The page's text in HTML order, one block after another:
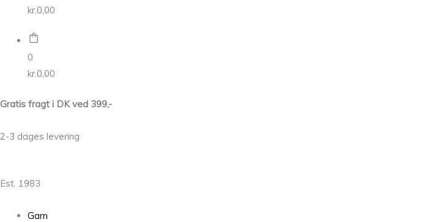
kr.0,00
0
kr.0,00
Gratis fragt i DK ved 399,-
2-3 dages levering
Est. 1983
Garn